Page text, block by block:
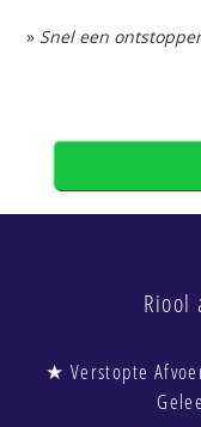
» Snel een
Riool
★ Verstopte